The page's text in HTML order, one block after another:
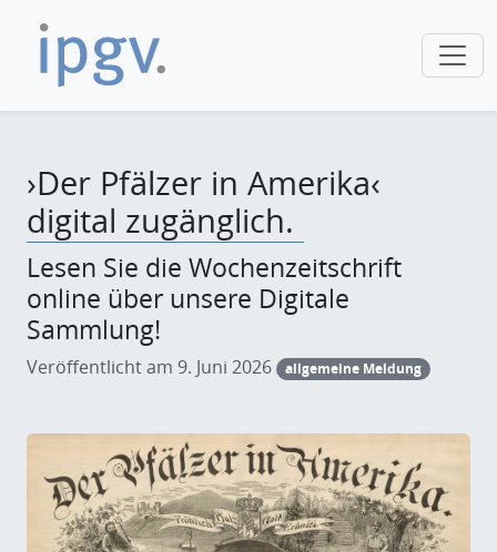
›Der Pfälzer in Amerika‹
digital zugänglich.
Lesen Sie die Wochenzeitschrift
online über unsere Digitale
Sammlung!
Veröffentlicht am 9. Juni 2026 allgemeine Meldung